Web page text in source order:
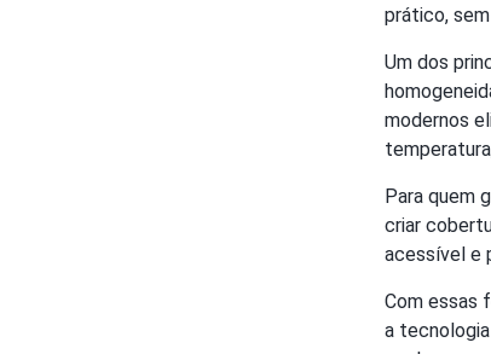
prático,
Um dos
modernos
Para quem
criar
acessível e
Com essas
a